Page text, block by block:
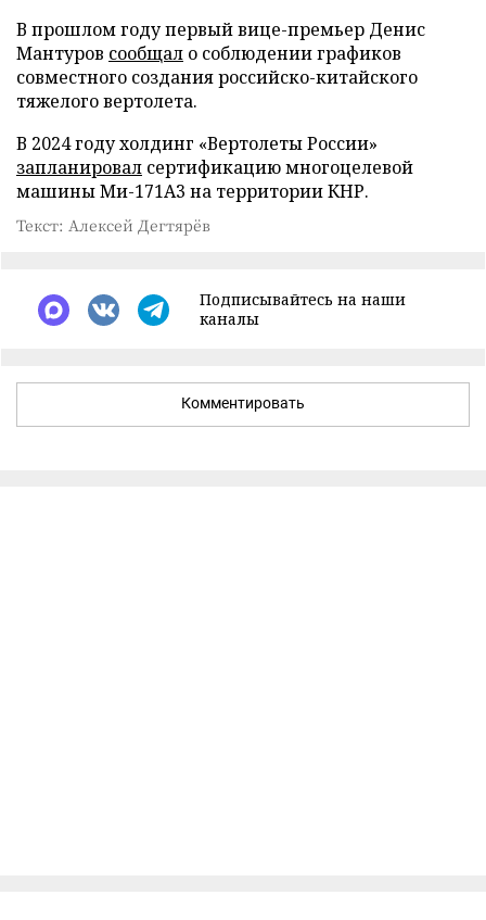
В прошлом году первый вице-премьер Денис
Мантуров сообщал о соблюдении графиков
совместного создания российско-китайского
тяжелого вертолета.
В 2024 году холдинг «Вертолеты России»
запланировал сертификацию многоцелевой
машины Ми-171А3 на территории КНР.
Текст: Алексей Дегтярёв
Подписывайтесь на наши
каналы
Комментировать